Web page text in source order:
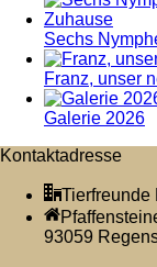
Sechs
Franz, unser
Galerie 2026
Kontaktadresse
Tierfreunde
93059